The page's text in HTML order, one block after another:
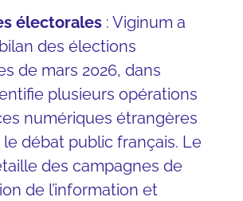
électorales : Viginum a
des élections
de mars 2026, dans
plusieurs opérations
numériques étrangères
débat public français. Le
des campagnes de
de l’information et